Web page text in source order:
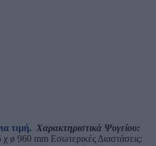
τιμή. Χαρακτηριστικά Ψυγείου:
χ ø 960 mm Εσωτερικές Διαστάσεις: